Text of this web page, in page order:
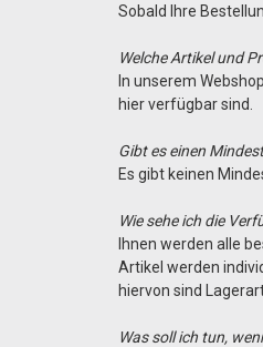
Sobald Ihre
Welche Artikel und
In unserem
hier verfügbar sind.
Gibt es einen
Es gibt keinen
Wie sehe ich die
Ihnen werden alle
Artikel werden
hiervon sind
Was soll ich tun,